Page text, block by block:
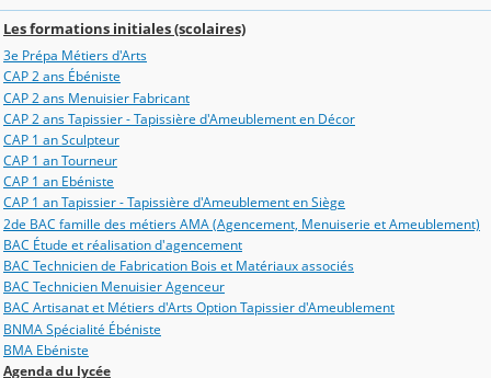
Les formations initiales (scolaires)
3e Prépa Métiers d'Arts
CAP 2 ans Ébéniste
CAP 2 ans Menuisier Fabricant
CAP 2 ans Tapissier - Tapissière d'Ameublement en Décor
CAP 1 an Sculpteur
CAP 1 an Tourneur
CAP 1 an Ebéniste
CAP 1 an Tapissier - Tapissière d'Ameublement en Siège
2de BAC famille des métiers AMA (Agencement, Menuiserie et Ameublement)
BAC Étude et réalisation d'agencement
BAC Technicien de Fabrication Bois et Matériaux associés
BAC Technicien Menuisier Agenceur
BAC Artisanat et Métiers d'Arts Option Tapissier d'Ameublement
BNMA Spécialité Ébéniste
BMA Ebéniste
Agenda du lycée